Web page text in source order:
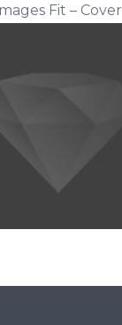
Fit – Cover